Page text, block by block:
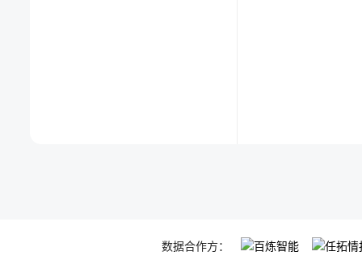
数据合作方：